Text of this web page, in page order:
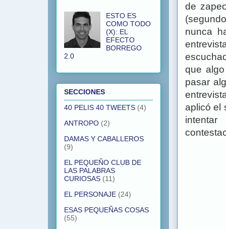
de
nunca
que
pasar
aplicó el
ESTO ES
COMO TODO
(X): EL
EFECTO
BORREGO
2.0
SECCIONES
40 PELIS 40 TWEETS (4)
ANTROPO (2)
DAMAS Y CABALLEROS
(9)
EL PEQUEÑO CLUB DE
LAS PALABRAS
CURIOSAS (11)
EL PERSONAJE (24)
ESAS PEQUEÑAS COSAS
(55)